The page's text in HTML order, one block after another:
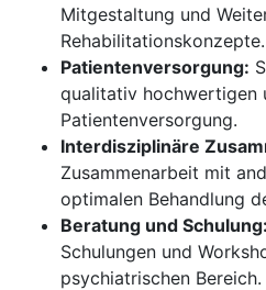
Mitgestaltung und
Rehabilitationskonzepte.
Patientenversorgung:
qualitativ hochwertigen
Patientenversorgung.
Interdisziplinäre
Zusammenarbeit mit
optimalen Behandlung
Beratung und Schulung:
Schulungen und
psychiatrischen Bereich.